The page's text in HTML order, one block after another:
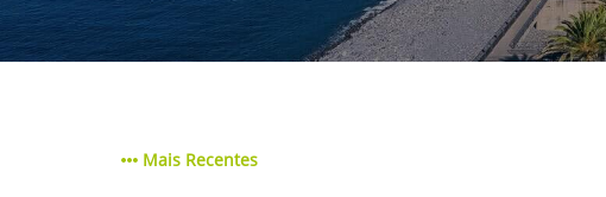
Mais Recentes